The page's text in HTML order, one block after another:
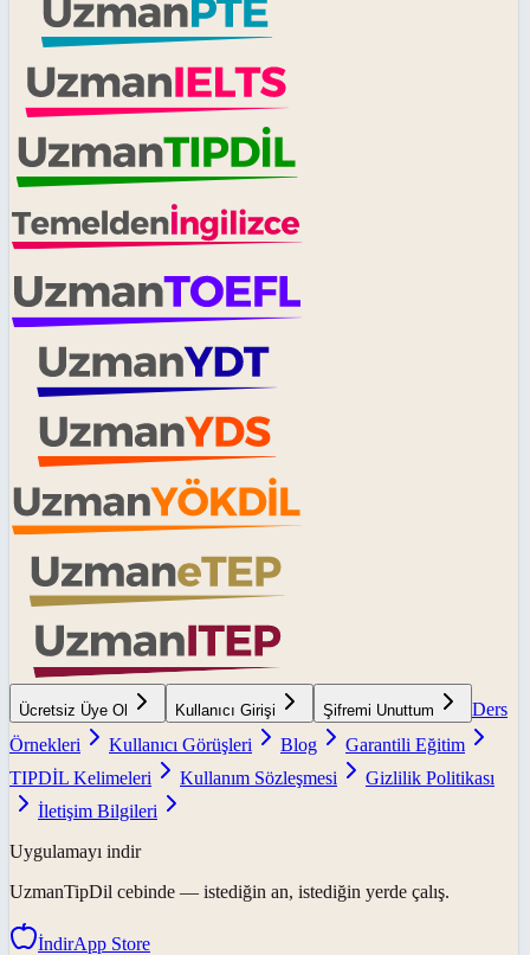
Ücretsiz Üye Ol Kullanıcı Girişi Şifremi Unuttum
Ders
Örnekleri
Kullanıcı Görüşleri Blog
Garantili Eğitim
TIPDİL Kelimeleri
Kullanım Sözleşmesi
Gizlilik Politikası
İletişim Bilgileri
Uygulamayı indir
UzmanTipDil cebinde — istediğin an, istediğin yerde çalış.
İndirApp Store